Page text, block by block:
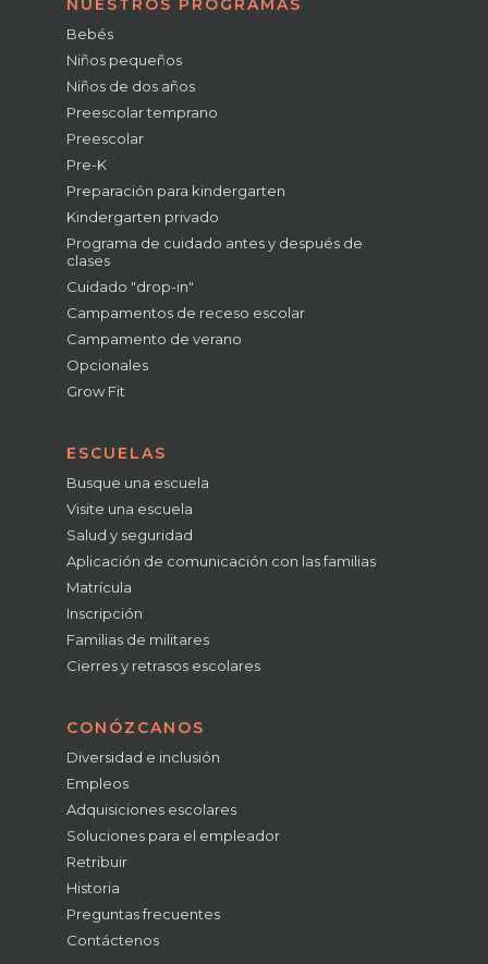
NUESTROS PROGRAMAS
Bebés
Niños pequeños
Niños de dos años
Preescolar temprano
Preescolar
Pre-K
Preparación para kindergarten
Kindergarten privado
Programa de cuidado antes y después de
clases
Cuidado "drop-in"
Campamentos de receso escolar
Campamento de verano
Opcionales
Grow Fit
ESCUELAS
Busque una escuela
Visite una escuela
Salud y seguridad
Aplicación de comunicación con las familias
Matrícula
Inscripción
Familias de militares
Cierres y retrasos escolares
CONÓZCANOS
Diversidad e inclusión
Empleos
Adquisiciones escolares
Soluciones para el empleador
Retribuir
Historia
Preguntas frecuentes
Contáctenos